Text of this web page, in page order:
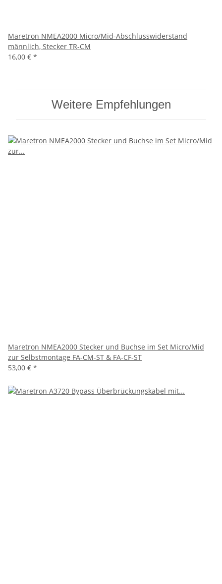
Maretron NMEA2000 Micro/Mid-Abschlusswiderstand
männlich, Stecker TR-CM
16,00 € *
Weitere Empfehlungen
Maretron NMEA2000 Stecker und Buchse im Set Micro/Mid
zur Selbstmontage FA-CM-ST & FA-CF-ST
53,00 € *